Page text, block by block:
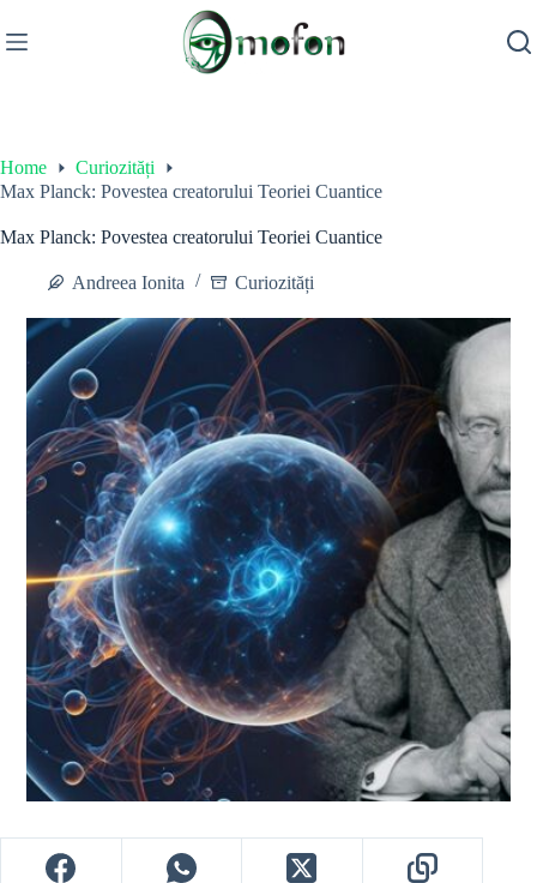
to
content
Home
Curiozități
Max Planck: Povestea creatorului Teoriei Cuantice
Max Planck: Povestea creatorului Teoriei Cuantice
Andreea Ionita Curiozități